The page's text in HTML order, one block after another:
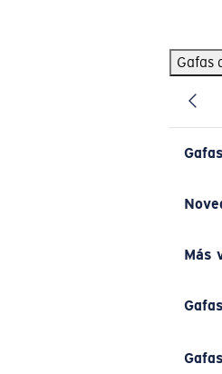
Gafas
Más
BÚSQUEDAS POPULARES
Pilothouse PRO Limited Edition
Gafas de sol personalizadas
Los más vendidos de gafas de sol